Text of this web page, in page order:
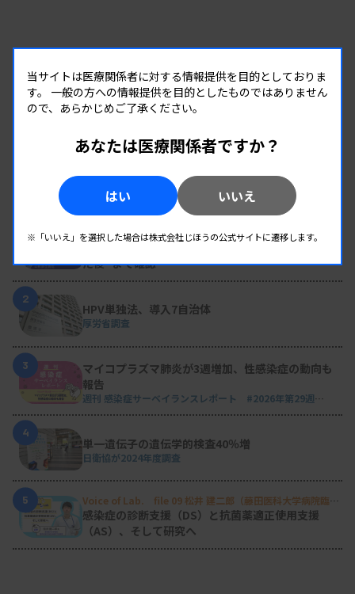
RANKING
人気の記事
変わり続ける検査の現場 #32 山形済生病院
生理検査のパニック値、報告体制を再構築 “伝え
た後”まで確認
2
HPV単独法、導入7自治体
厚労省調査
3
マイコプラズマ肺炎が3週増加、性感染症の動向も
報告
週刊 感染症サーベイランスレポート #2026年第29週
4
単一遺伝子の遺伝学的検査40％増
日衛協が2024年度調査
5
Voice of Lab. file 09 松井 建二郎（藤田医科大学病院臨床
検査部微生物遺伝子検査室）
感染症の診断支援（DS）と抗菌薬適正使用支援
（AS）、そして研究へ
当サイトは医療関係者に対する情報提供を目的としておりま
す。 一般の方への情報提供を目的としたものではありません
ので、あらかじめご了承ください。
あなたは医療関係者ですか？
はい いいえ
※「いいえ」を選択した場合は株式会社じほうの公式サイトに遷移します。